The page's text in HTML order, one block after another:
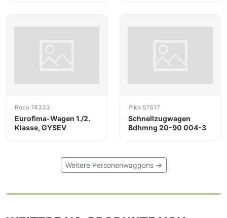
Roco 74333
Eurofima-Wagen 1./2.
Klasse, GYSEV
Piko 57617
Schnellzugwagen
Bdhmng 20-90 004-3
Weitere Personenwaggons →